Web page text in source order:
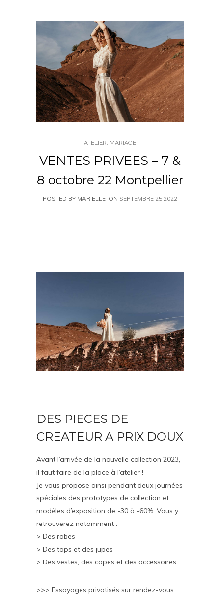
ATELIER, MARIAGE
VENTES PRIVEES – 7 &
8 octobre 22 Montpellier
POSTED BY MARIELLE ON SEPTEMBRE 25,2022
DES PIECES DE
CREATEUR A PRIX DOUX
Avant l’arrivée de la nouvelle collection 2023,
il faut faire de la place à l’atelier !
Je vous propose ainsi pendant deux journées
spéciales des prototypes de collection et
modèles d’exposition de -30 à -60%. Vous y
retrouverez notamment :
> Des robes
> Des tops et des jupes
> Des vestes, des capes et des accessoires
>>> Essayages privatisés sur rendez-vous